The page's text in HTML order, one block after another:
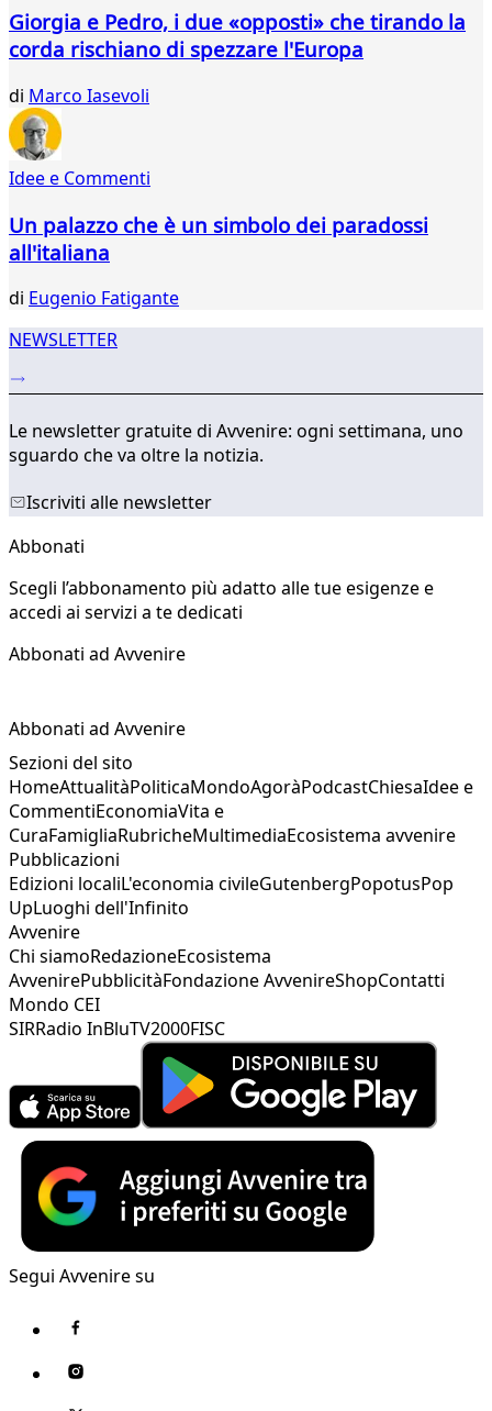
Giorgia e Pedro, i due «opposti» che tirando la
corda rischiano di spezzare l'Europa
di Marco Iasevoli
Idee e Commenti
Un palazzo che è un simbolo dei paradossi
all'italiana
di Eugenio Fatigante
NEWSLETTER
Le newsletter gratuite di Avvenire: ogni settimana, uno
sguardo che va oltre la notizia.
Iscriviti alle newsletter
Abbonati
Scegli l’abbonamento più adatto alle tue esigenze e
accedi ai servizi a te dedicati
Abbonati ad Avvenire
Abbonati ad Avvenire
Sezioni del sito
HomeAttualitàPoliticaMondoAgoràPodcastChiesaIdee e
CommentiEconomiaVita e
CuraFamigliaRubricheMultimediaEcosistema avvenire
Pubblicazioni
Edizioni localiL'economia civileGutenbergPopotusPop
UpLuoghi dell'Infinito
Avvenire
Chi siamoRedazioneEcosistema
AvvenirePubblicitàFondazione AvvenireShopContatti
Mondo CEI
SIRRadio InBluTV2000FISC
Segui Avvenire su